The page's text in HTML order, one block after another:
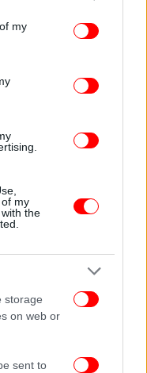
You may click to
third-party tags to
in below Google
my
my
the
storage
on web or
sent to
ταχύτητα,
στην κρίση του
ακυρώσει ή όχι.
Ειδικός εξηγεί
στο υποβρύχιο
πρέπει να πάει
δεν έχει
από το σπίτι του
η 27χρονη